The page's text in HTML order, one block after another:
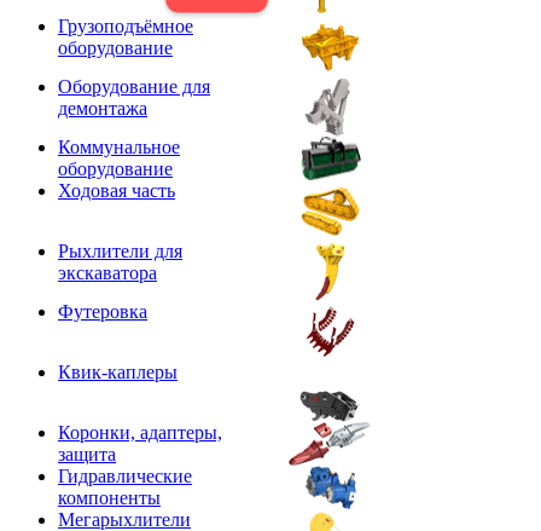
Грузоподъёмное
оборудование
Оборудование для
демонтажа
Коммунальное
оборудование
Ходовая часть
Рыхлители для
экскаватора
Футеровка
Квик-каплеры
Коронки, адаптеры,
защита
Гидравлические
компоненты
Мегарыхлители